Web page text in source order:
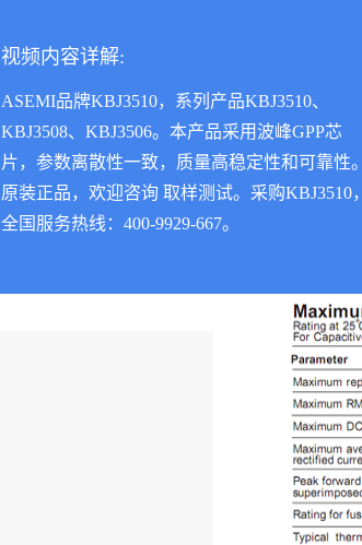
视频内容详解:
ASEMI品牌KBJ3510，系列产品KBJ3510、
KBJ3508、KBJ3506。本产品采用波峰GPP芯
片，参数离散性一致，质量高稳定性和可靠性。
原装正品，欢迎咨询 取样测试。采购KBJ3510，
全国服务热线：400-9929-667。